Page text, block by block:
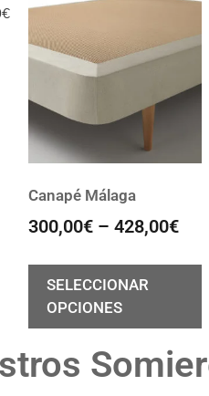
Canapé Málaga
300,00€– 428,00€
SELECCIONAR
OPCIONES